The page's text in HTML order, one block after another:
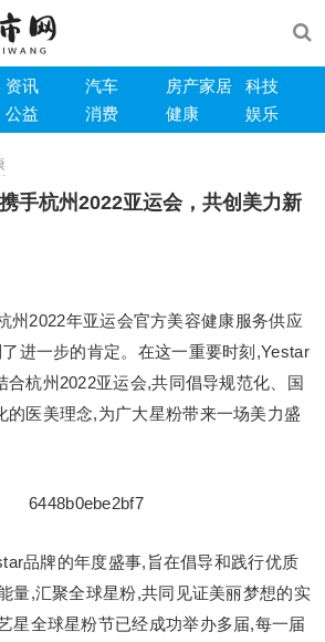
资讯 汽车 房产家居
科技
公益 消费 健康 娱乐
手杭州2022亚运会，共创美力新
州2022年亚运会官方美容健康服务供应
进一步的肯定。在这一重要时刻,Yestar
合杭州2022亚运会,共同倡导规范化、国
的医美理念,为广大星粉带来一场美力盛
品牌的年度盛事,旨在倡导和践行优质
量,汇聚全球星粉,共同见证美丽梦想的实
星全球星粉节已经成功举办多届,每一届